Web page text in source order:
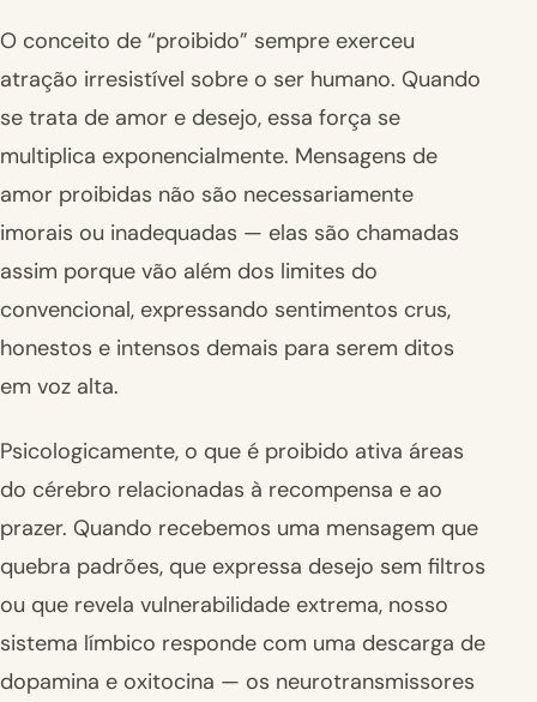
O conceito de “proibido” sempre exerceu
atração irresistível sobre o ser humano. Quando
se trata de amor e desejo, essa força se
multiplica exponencialmente. Mensagens de
amor proibidas não são necessariamente
imorais ou inadequadas — elas são chamadas
assim porque vão além dos limites do
convencional, expressando sentimentos crus,
honestos e intensos demais para serem ditos
em voz alta.
Psicologicamente, o que é proibido ativa áreas
do cérebro relacionadas à recompensa e ao
prazer. Quando recebemos uma mensagem que
quebra padrões, que expressa desejo sem filtros
ou que revela vulnerabilidade extrema, nosso
sistema límbico responde com uma descarga de
dopamina e oxitocina — os neurotransmissores